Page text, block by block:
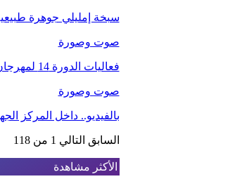
سبخة إمليلي جوهرة
صوت وصورة
فعاليات الدورة 14 لمهرجان الداخلة الدولي للفيلم
صوت وصورة
بالفيديو.. داخل المركز
السابق التالي 1 من 118
الأكثر مشاهدة